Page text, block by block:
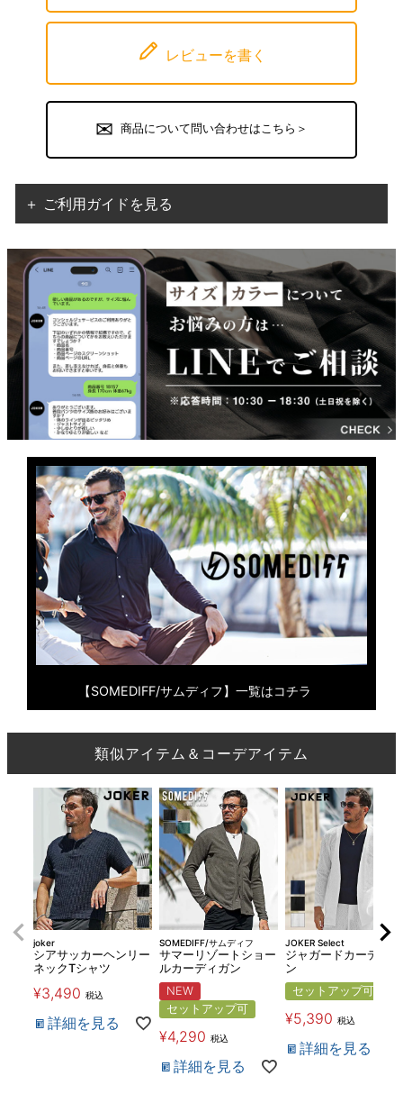
レビューを書く
商品について問い合わせはこちら＞
＋ ご利用ガイドを見る
【SOMEDIFF/サムディフ】一覧はコチラ
類似アイテム＆コーデアイテム
joker
シアサッカーヘンリー
ネックTシャツ
¥3,490 税込
詳細を見る
SOMEDIFF/サムディフ
サマーリゾートショー
ルカーディガン
NEW
セットアップ可
¥4,290 税込
詳細を見る
JOKER Select
ジャガードカーディガ
ン
セットアップ可
¥5,390 税込
詳細を見る